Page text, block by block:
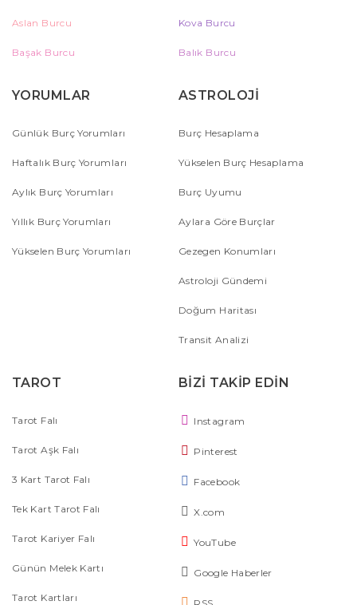
Aslan Burcu Kova Burcu
Başak Burcu Balık Burcu
YORUMLAR
Günlük Burç Yorumları
Haftalık Burç Yorumları
Aylık Burç Yorumları
Yıllık Burç Yorumları
Yükselen Burç Yorumları
ASTROLOJİ
Burç Hesaplama
Yükselen Burç Hesaplama
Burç Uyumu
Aylara Göre Burçlar
Gezegen Konumları
Astroloji Gündemi
Doğum Haritası
Transit Analizi
TAROT
Tarot Falı
Tarot Aşk Falı
3 Kart Tarot Falı
Tek Kart Tarot Falı
Tarot Kariyer Falı
Günün Melek Kartı
Tarot Kartları
BİZİ TAKİP EDİN
Instagram
Pinterest
Facebook
X.com
YouTube
Google Haberler